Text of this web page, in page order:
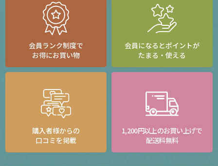
会員ランク制度で
お得にお買い物
会員になるとポイントが
たまる・使える
購入者様からの
口コミを掲載
1,200円以上のお買い上げで
配送料無料